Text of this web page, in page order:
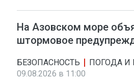
На Азовском море
штормовое
БЕЗОПАСНОСТЬ
ПОГОДА И
09.08.2026 в 11:00